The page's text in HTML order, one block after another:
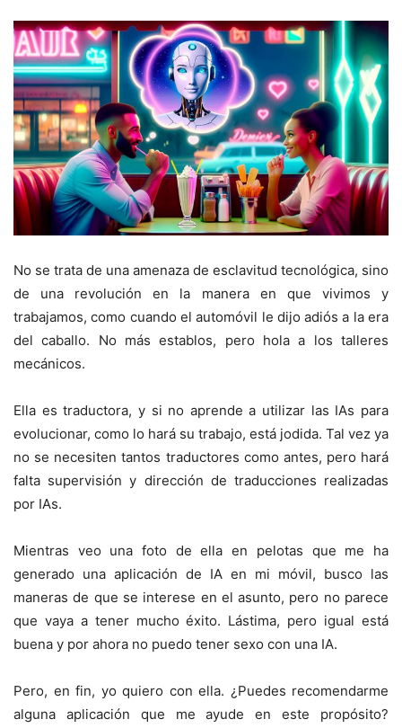
No se trata de una amenaza de esclavitud tecnológica, sino
de una revolución en la manera en que vivimos y
trabajamos, como cuando el automóvil le dijo adiós a la era
del caballo. No más establos, pero hola a los talleres
mecánicos.
Ella es traductora, y si no aprende a utilizar las IAs para
evolucionar, como lo hará su trabajo, está jodida. Tal vez ya
no se necesiten tantos traductores como antes, pero hará
falta supervisión y dirección de traducciones realizadas
por IAs.
Mientras veo una foto de ella en pelotas que me ha
generado una aplicación de IA en mi móvil, busco las
maneras de que se interese en el asunto, pero no parece
que vaya a tener mucho éxito. Lástima, pero igual está
buena y por ahora no puedo tener sexo con una IA.
Pero, en fin, yo quiero con ella. ¿Puedes recomendarme
alguna aplicación que me ayude en este propósito?